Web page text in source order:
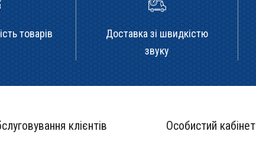
товарів
Доставка зі швидкістю
звуку
клієнтів Особистий кабінет